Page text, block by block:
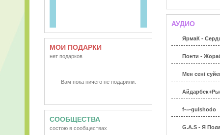
МОИ ПОДАРКИ
нет подарков
Вам пока ничего не подарили.
СООБЩЕСТВА
состою в сообществах
АУДИО
ЯрмаК -
Понти -
Мен сенi
f-=-gulshodo
G.A.S - Я